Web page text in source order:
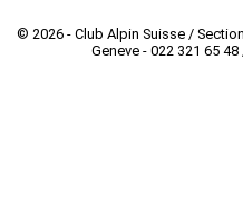
© 2026 - Club Alpin Suisse /
Geneve - 022 321 65 48